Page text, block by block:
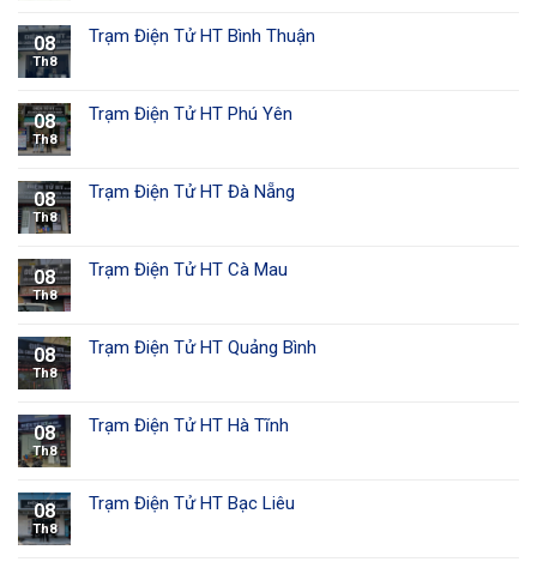
08
Th8
Trạm Điện Tử HT Bình Thuận
08
Th8
Trạm Điện Tử HT Phú Yên
08
Th8
Trạm Điện Tử HT Đà Nẵng
08
Th8
Trạm Điện Tử HT Cà Mau
08
Th8
Trạm Điện Tử HT Quảng Bình
08
Th8
Trạm Điện Tử HT Hà Tĩnh
08
Th8
Trạm Điện Tử HT Bạc Liêu